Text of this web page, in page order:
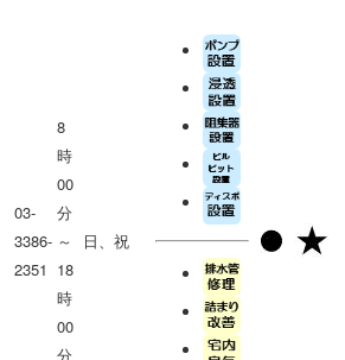
03-
3386-
2351
8
時
00
分
～
18
時
00
分
日、祝